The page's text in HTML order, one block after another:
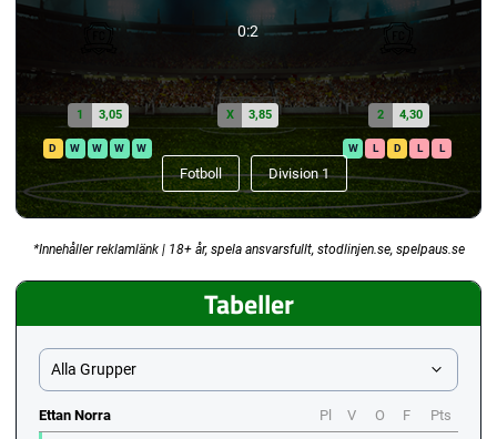
0:2
D W W W W
1 3,05 X 3,85 2 4,30
W L D L L
Fotboll Division 1
*Innehåller reklamlänk | 18+ år, spela ansvarsfullt, stodlinjen.se, spelpaus.se
Tabeller
Alla Grupper
Ettan Norra Pl V O F
Pts